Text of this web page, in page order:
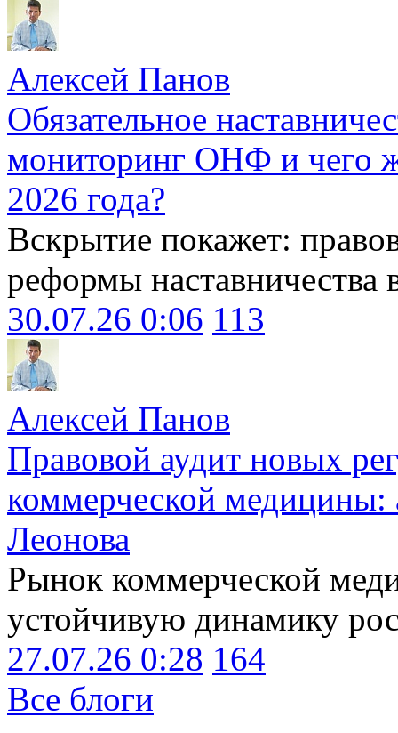
Алексей Панов
Обязательное
мониторинг ОНФ и чего
2026 года?
Вскрытие покажет:
реформы наставничества
30.07.26 0:06 113
Алексей Панов
Правовой аудит новых
коммерческой медицины:
Леонова
Рынок коммерческой
устойчивую динамику
27.07.26 0:28 164
Все блоги